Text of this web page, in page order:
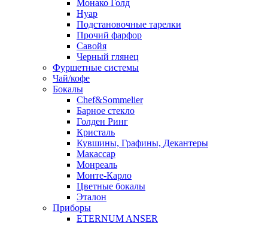
Монако Голд
Нуар
Подстановочные тарелки
Прочий фарфор
Савойя
Черный глянец
Фуршетные системы
Чай/кофе
Бокалы
Chef&Sommelier
Барное стекло
Голден Ринг
Кристаль
Кувшины, Графины, Декантеры
Макассар
Монреаль
Монте-Карло
Цветные бокалы
Эталон
Приборы
ETERNUM ANSER